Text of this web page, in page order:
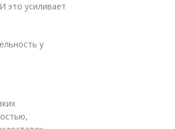
это усиливает
у